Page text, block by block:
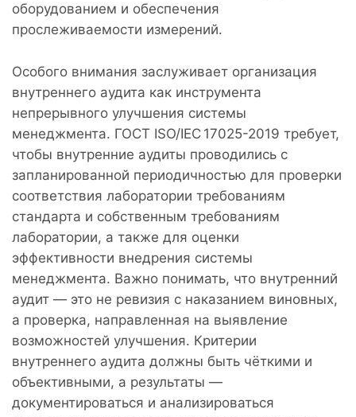
оборудованием и обеспечения
прослеживаемости измерений.
Особого внимания заслуживает организация
внутреннего аудита как инструмента
непрерывного улучшения системы
менеджмента. ГОСТ ISO/IEC 17025-2019 требует,
чтобы внутренние аудиты проводились с
запланированной периодичностью для проверки
соответствия лаборатории требованиям
стандарта и собственным требованиям
лаборатории, а также для оценки
эффективности внедрения системы
менеджмента. Важно понимать, что внутренний
аудит — это не ревизия с наказанием виновных,
а проверка, направленная на выявление
возможностей улучшения. Критерии
внутреннего аудита должны быть чёткими и
объективными, а результаты —
документироваться и анализироваться